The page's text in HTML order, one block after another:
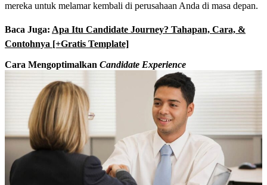
mereka untuk melamar kembali di perusahaan Anda di masa depan.
Baca Juga: Apa Itu Candidate Journey? Tahapan, Cara, &
Contohnya [+Gratis Template]
Cara Mengoptimalkan Candidate Experience